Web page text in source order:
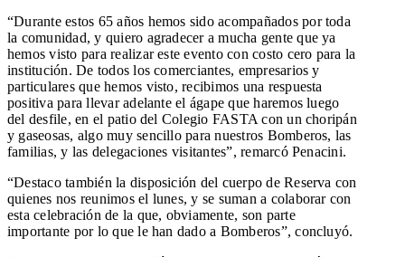
“Durante estos 65 años hemos sido acompañados por toda
la comunidad, y quiero agradecer a mucha gente que ya
hemos visto para realizar este evento con costo cero para la
institución. De todos los comerciantes, empresarios y
particulares que hemos visto, recibimos una respuesta
positiva para llevar adelante el ágape que haremos luego
del desfile, en el patio del Colegio FASTA con un choripán
y gaseosas, algo muy sencillo para nuestros Bomberos, las
familias, y las delegaciones visitantes”, remarcó Penacini.
“Destaco también la disposición del cuerpo de Reserva con
quienes nos reunimos el lunes, y se suman a colaborar con
esta celebración de la que, obviamente, son parte
importante por lo que le han dado a Bomberos”, concluyó.